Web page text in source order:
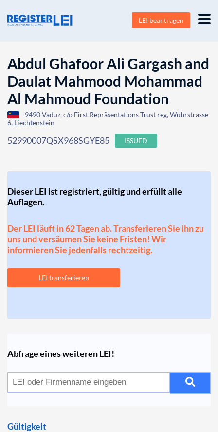
LEI beantragen
Abdul Ghafoor Ali Gargash and
Daulat Mahmood Mohammad
Al Mahmoud Foundation
9490 Vaduz, c/o First Repräsentations Trust reg, Wuhrstrasse
6, Liechtenstein
52990007QSX968SGYE85 ISSUED
Dieser LEI ist registriert, gültig und erfüllt alle
Auflagen.
Der LEI läuft in 62 Tagen ab. Transferieren Sie ihn zu
uns und versäumen Sie keine Fristen! Wir
informieren Sie jedenfalls rechtzeitig.
LEI transferieren
Abfrage eines weiteren LEI!
Gültigkeit